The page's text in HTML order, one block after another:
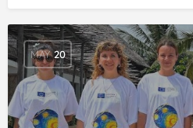
MAY 20